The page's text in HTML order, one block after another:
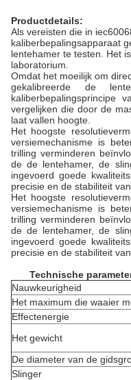
Productdetails:
Als vereisten die in
kaliberbepalingsapparaat
lentehamer te testen. Het
laboratorium.
Omdat het moeilijk om
gekalibreerde de
kaliberbepalingsprincipe
vergelijken die door de
laat vallen hoogte.
Het hoogste
versiemechanisme is
trilling verminderen
de de lentehamer, de
ingevoerd goede
precisie en de stabiliteit
Het hoogste
versiemechanisme is
trilling verminderen
de de lentehamer, de
ingevoerd goede
precisie en de stabiliteit
Technische
Nauwkeurigheid
Het maximum die waaier
Effectenergie
Het gewicht
De diameter van de
Slinger